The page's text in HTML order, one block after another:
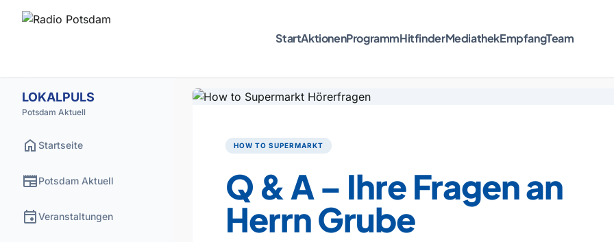
StartAktionenProgrammHitfinderMediathekEmpfangTeam
LOKALPULS
Potsdam Aktuell
home Startseite
newspaperPotsdam Aktuell
eventVeranstaltungen
HOW TO SUPERMARKT
Q & A – Ihre Fragen an
Herrn Grube